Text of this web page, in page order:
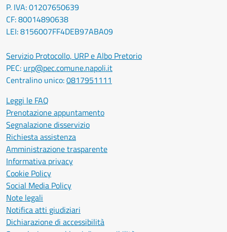
P. IVA: 01207650639
CF: 80014890638
LEI: 8156007FF4DEB97ABA09
Servizio Protocollo, URP e Albo Pretorio
PEC: urp@pec.comune.napoli.it
Centralino unico:0817951111
Leggi le FAQ
Prenotazione appuntamento
Segnalazione disservizio
Richiesta assistenza
Amministrazione trasparente
Informativa privacy
Cookie Policy
Social Media Policy
Note legali
Notifica atti giudiziari
Dichiarazione di accessibilità